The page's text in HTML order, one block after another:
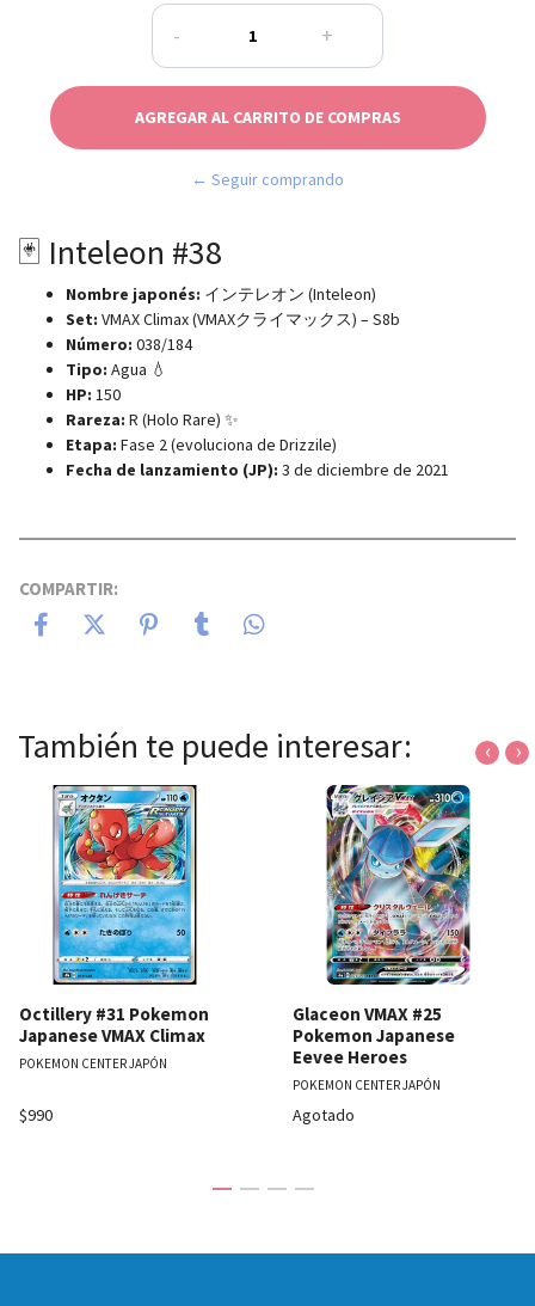
- +
← Seguir comprando
🃏 Inteleon #38
Nombre japonés: インテレオン (Inteleon)
Set: VMAX Climax (VMAXクライマックス) – S8b
Número: 038/184
Tipo: Agua 💧
HP: 150
Rareza: R (Holo Rare) ✨
Etapa: Fase 2 (evoluciona de Drizzile)
Fecha de lanzamiento (JP): 3 de diciembre de 2021
COMPARTIR:
También te puede interesar:
Octillery #31 Pokemon
Japanese VMAX Climax
POKEMON CENTER JAPÓN
$990
Glaceon VMAX #25
Pokemon Japanese
Eevee Heroes
POKEMON CENTER JAPÓN
Agotado
‹ ›